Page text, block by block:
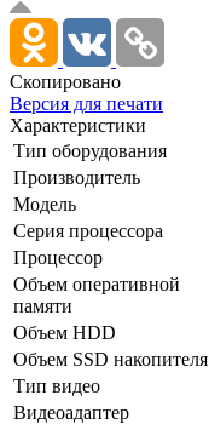
Скопировано
Версия для печати
Характеристики
Тип оборудования
Производитель
Модель
Серия процессора
Процессор
Объем оперативной
памяти
Объем HDD
Объем SSD накопителя
Тип видео
Видеоадаптер